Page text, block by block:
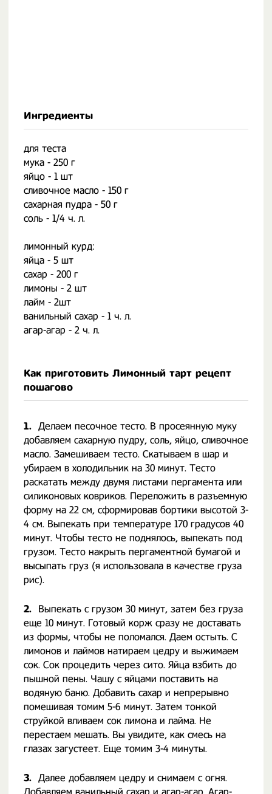
Ингредиенты
для теста
мука - 250 г
яйцо - 1 шт
сливочное масло - 150 г
сахарная пудра - 50 г
соль - 1/4 ч. л.
лимонный курд:
яйца - 5 шт
сахар - 200 г
лимоны - 2 шт
лайм - 2шт
ванильный сахар - 1 ч. л.
агар-агар - 2 ч. л.
Как приготовить Лимонный тарт рецепт
пошагово
1. Делаем песочное тесто. В просеянную муку
добавляем сахарную пудру, соль, яйцо, сливочное
масло. Замешиваем тесто. Скатываем в шар и
убираем в холодильник на 30 минут. Тесто
раскатать между двумя листами пергамента или
силиконовых ковриков. Переложить в разъемную
форму на 22 см, сформировав бортики высотой 3-
4 см. Выпекать при температуре 170 градусов 40
минут. Чтобы тесто не поднялось, выпекать под
грузом. Тесто накрыть пергаментной бумагой и
высыпать груз (я использовала в качестве груза
рис).
2.
Выпекать с грузом 30 минут, затем без груза
еще 10 минут. Готовый корж сразу не доставать
из формы, чтобы не поломался. Даем остыть. С
лимонов и лаймов натираем цедру и выжимаем
сок. Сок процедить через сито. Яйца взбить до
пышной пены. Чашу с яйцами поставить на
водяную баню. Добавить сахар и непрерывно
помешивая томим 5-6 минут. Затем тонкой
струйкой вливаем сок лимона и лайма. Не
перестаем мешать. Вы увидите, как смесь на
глазах загустеет. Еще томим 3-4 минуты.
3. Далее добавляем цедру и снимаем с огня.